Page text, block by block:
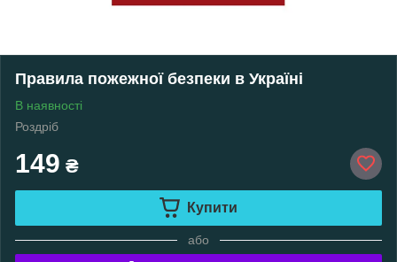
Правила пожежної безпеки в Україні
В наявності
Роздріб
149 ₴
Купити
або